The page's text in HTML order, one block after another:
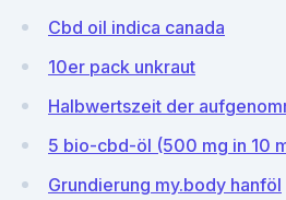
Cbd oil indica canada
10er pack unkraut
Halbwertszeit der
5 bio-cbd-öl (500 mg in 10
Grundierung my.body hanföl